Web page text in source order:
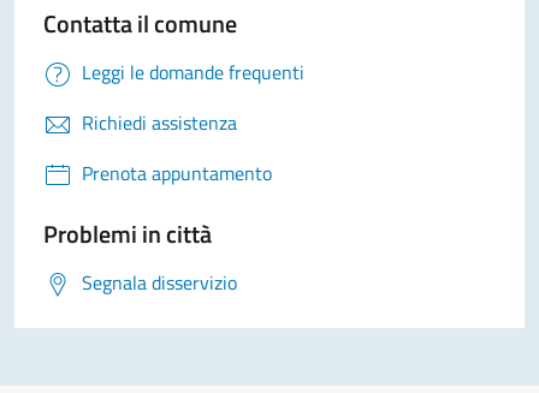
Contatta il comune
Leggi le domande frequenti
Richiedi assistenza
Prenota appuntamento
Problemi in città
Segnala disservizio